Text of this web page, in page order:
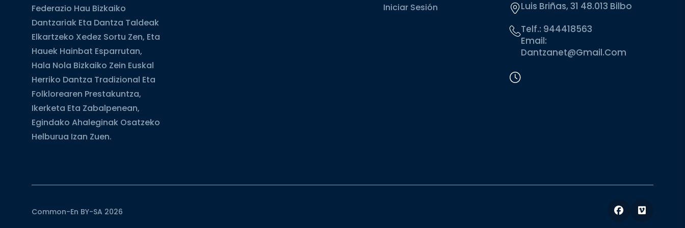
Federazio Hau Bizkaiko
Dantzariak Eta Dantza Taldeak
Elkartzeko Xedez Sortu Zen, Eta
Hauek Hainbat Esparrutan,
Hala Nola Bizkaiko Zein Euskal
Herriko Dantza Tradizional Eta
Folklorearen Prestakuntza,
Ikerketa Eta Zabalpenean,
Egindako Ahaleginak Osatzeko
Helburua Izan Zuen.
Iniciar Sesión
Luis Briñas, 31 48.013 Bilbo
Telf.: 944418563
Email:
Dantzanet@gmail.com
Common-En BY-SA 2026 Facebook
Vimeo